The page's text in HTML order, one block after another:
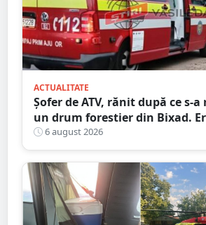
ACTUALITATE
Șofer de ATV, rănit după ce s-
un drum forestier din Bixad.
permisul anulat, iar vehiculul
înmatriculat
6 august 2026